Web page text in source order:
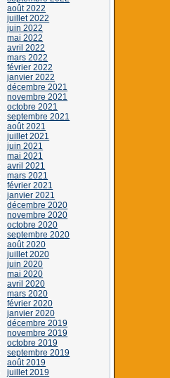
août 2022
juillet 2022
juin 2022
mai 2022
avril 2022
mars 2022
février 2022
janvier 2022
décembre 2021
novembre 2021
octobre 2021
septembre 2021
août 2021
juillet 2021
juin 2021
mai 2021
avril 2021
mars 2021
février 2021
janvier 2021
décembre 2020
novembre 2020
octobre 2020
septembre 2020
août 2020
juillet 2020
juin 2020
mai 2020
avril 2020
mars 2020
février 2020
janvier 2020
décembre 2019
novembre 2019
octobre 2019
septembre 2019
août 2019
juillet 2019